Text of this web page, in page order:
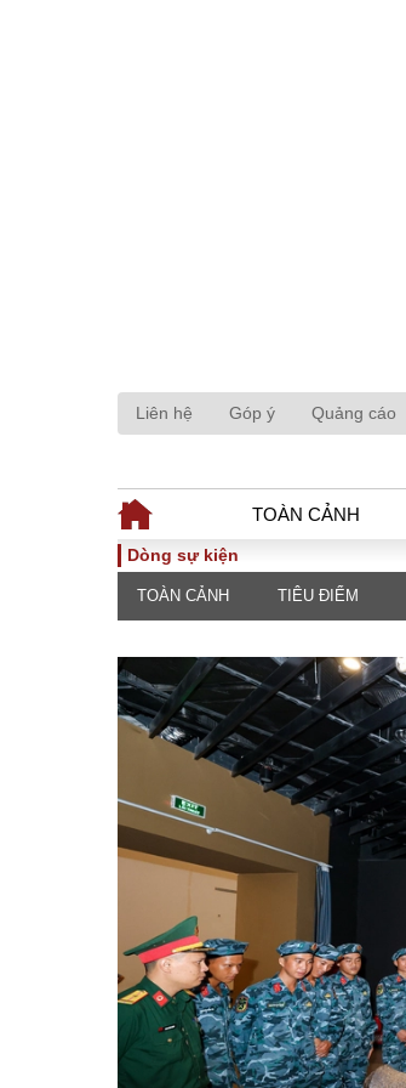
Liên hệ Góp ý Quảng cáo
TOÀN CẢNH
TOÀN CẢNH
Chính sách
Sự kiện
Đối thoại
Thế giới
ĐA CHIỀU
Quan điểm
Dòng sự kiện
TOÀN CẢNH TIÊU ĐIỂM